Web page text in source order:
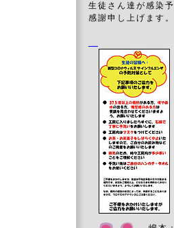
生徒さん達が感染
感謝申し上げます。